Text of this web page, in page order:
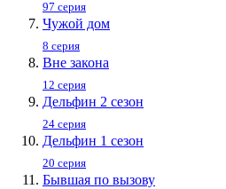
97 серия
Чужой дом
8 серия
Вне закона
12 серия
Дельфин 2 сезон
24 серия
Дельфин 1 сезон
20 серия
Бывшая по вызову